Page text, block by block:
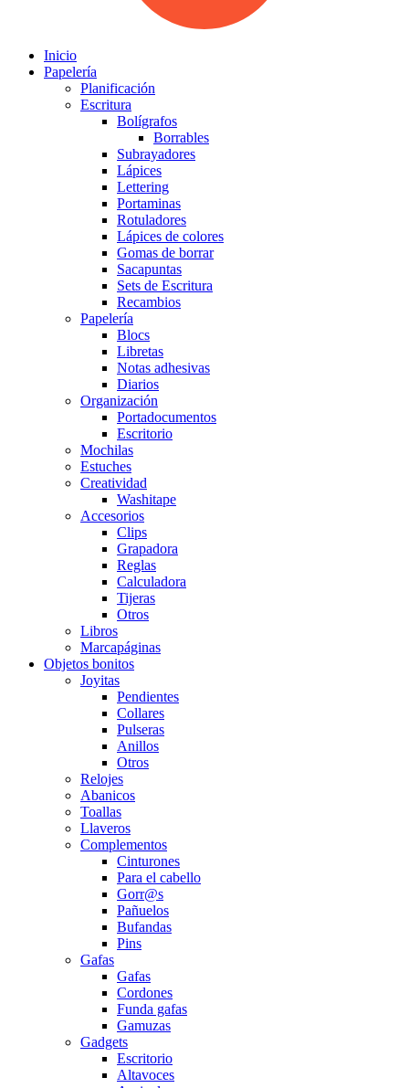
Inicio
Papelería
Planificación
Escritura
Bolígrafos
Borrables
Subrayadores
Lápices
Lettering
Portaminas
Rotuladores
Lápices de colores
Gomas de borrar
Sacapuntas
Sets de Escritura
Recambios
Papelería
Blocs
Libretas
Notas adhesivas
Diarios
Organización
Portadocumentos
Escritorio
Mochilas
Estuches
Creatividad
Washitape
Accesorios
Clips
Grapadora
Reglas
Calculadora
Tijeras
Otros
Libros
Marcapáginas
Objetos bonitos
Joyitas
Pendientes
Collares
Pulseras
Anillos
Otros
Relojes
Abanicos
Toallas
Llaveros
Complementos
Cinturones
Para el cabello
Gorr@s
Pañuelos
Bufandas
Pins
Gafas
Gafas
Cordones
Funda gafas
Gamuzas
Gadgets
Escritorio
Altavoces